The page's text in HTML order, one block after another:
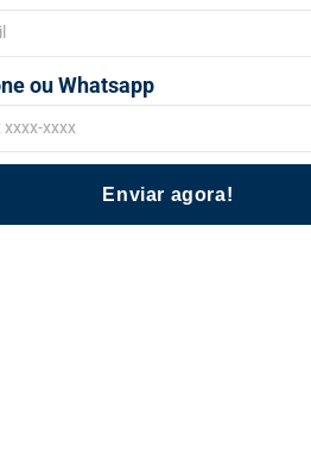
ou Whatsapp
Enviar agora!